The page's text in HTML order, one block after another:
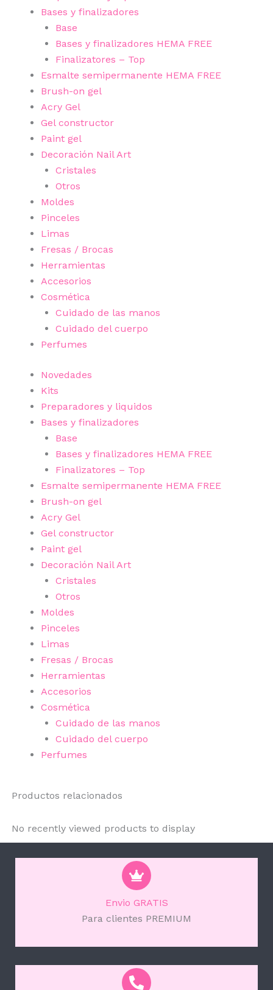
Bases y finalizadores
Base
Bases y finalizadores HEMA FREE
Finalizatores – Top
Esmalte semipermanente HEMA FREE
Brush-on gel
Acry Gel
Gel constructor
Paint gel
Decoración Nail Art
Cristales
Otros
Moldes
Pinceles
Limas
Fresas / Brocas
Herramientas
Accesorios
Cosmética
Cuidado de las manos
Cuidado del cuerpo
Perfumes
Novedades
Kits
Preparadores y liquidos
Bases y finalizadores
Base
Bases y finalizadores HEMA FREE
Finalizatores – Top
Esmalte semipermanente HEMA FREE
Brush-on gel
Acry Gel
Gel constructor
Paint gel
Decoración Nail Art
Cristales
Otros
Moldes
Pinceles
Limas
Fresas / Brocas
Herramientas
Accesorios
Cosmética
Cuidado de las manos
Cuidado del cuerpo
Perfumes
Productos relacionados
No recently viewed products to display
Envio GRATIS
Para clientes PREMIUM